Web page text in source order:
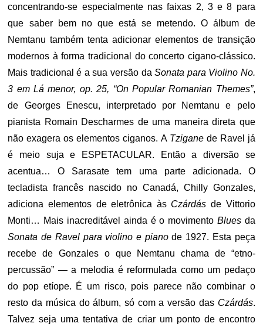
concentrando-se especialmente nas faixas 2, 3 e 8 para
que saber bem no que está se metendo. O álbum de
Nemtanu também tenta adicionar elementos de transição
modernos à forma tradicional do concerto cigano-clássico.
Mais tradicional é a sua versão daSonata para Violino No.
3 em Lá menor, op. 25, “On Popular Romanian Themes”,
de Georges Enescu, interpretado por Nemtanu e pelo
pianista Romain Descharmes de uma maneira direta que
não exagera os elementos ciganos. A Tziganede Ravel já
é meio suja e ESPETACULAR.
Então a diversão se
acentua… O Sarasate tem uma parte adicionada. O
tecladista francês nascido no Canadá, Chilly Gonzales,
adiciona elementos de eletrônica às Czárdás de Vittorio
Monti… Mais inacreditável ainda é o movimento Bluesda
Sonata de Ravel para violino e pianode 1927. Esta peça
recebe de Gonzales o que Nemtanu chama de “etno-
percussão” — a melodia é reformulada como um pedaço
do pop etíope. É um risco, pois parece não combinar o
resto da música do álbum, só com a versão das Czárdás.
Talvez seja uma tentativa de criar um ponto de encontro